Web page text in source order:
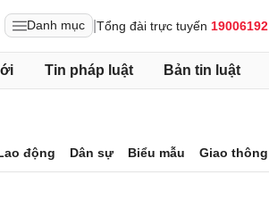
Danh mục Tổng đài trực tuyến 19006192
Tin pháp luật Bản tin luật
động Dân sự Biểu mẫu Giao thông